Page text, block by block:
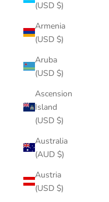
(USD $)
Armenia
(USD $)
Aruba
(USD $)
Ascension
Island
(USD $)
Australia
(AUD $)
Austria
(USD $)